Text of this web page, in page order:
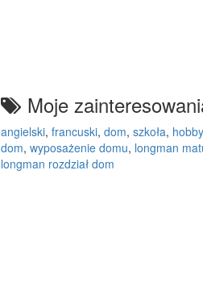
Moje
angielski, francuski, dom, szkoła, hobby
dom, wyposażenie domu, longman
longman rozdział dom